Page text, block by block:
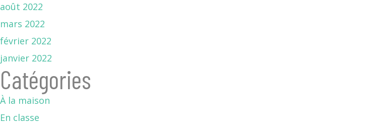
août 2022
mars 2022
février 2022
janvier 2022
Catégories
À la maison
En classe